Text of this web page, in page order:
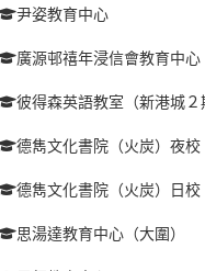
尹姿教育中心
廣源邨禧年浸信會教育中心
彼得森英語教室（新港城２
德雋文化書院（火炭）夜校
德雋文化書院（火炭）日校
思湯達教育中心（大圍）